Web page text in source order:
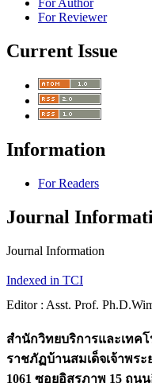
For Author
For Reviewer
Current Issue
Information
For Readers
Journal
Journal Information
Indexed in TCI
Editor : Asst. Prof.
สำนักวิทยบริการและเทค
ราชภัฏบ้านสมเด็จเจ้าพระ
1061 ซอยอิสรภาพ 15 ถ